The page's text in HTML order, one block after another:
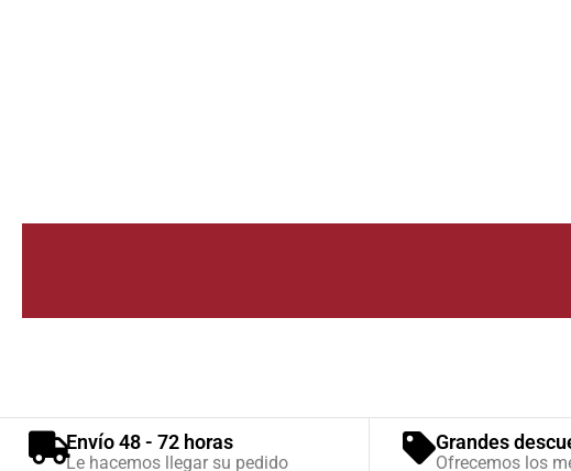
Envío 48 - 72 horas
Le hacemos llegar su pedido
Grandes
Ofrecemos los